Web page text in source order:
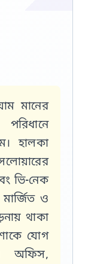
মানের
। হালকা
ভি-নেক
ও
থাকা
যোগ
অফিস,